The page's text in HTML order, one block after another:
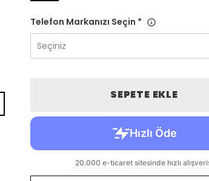
Telefon Markanızı Seçin *
Seçiniz
SEPETE EKLE